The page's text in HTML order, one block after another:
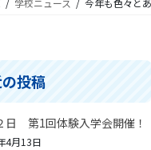
投稿
日 第1回体験入学会開催！
4月13日